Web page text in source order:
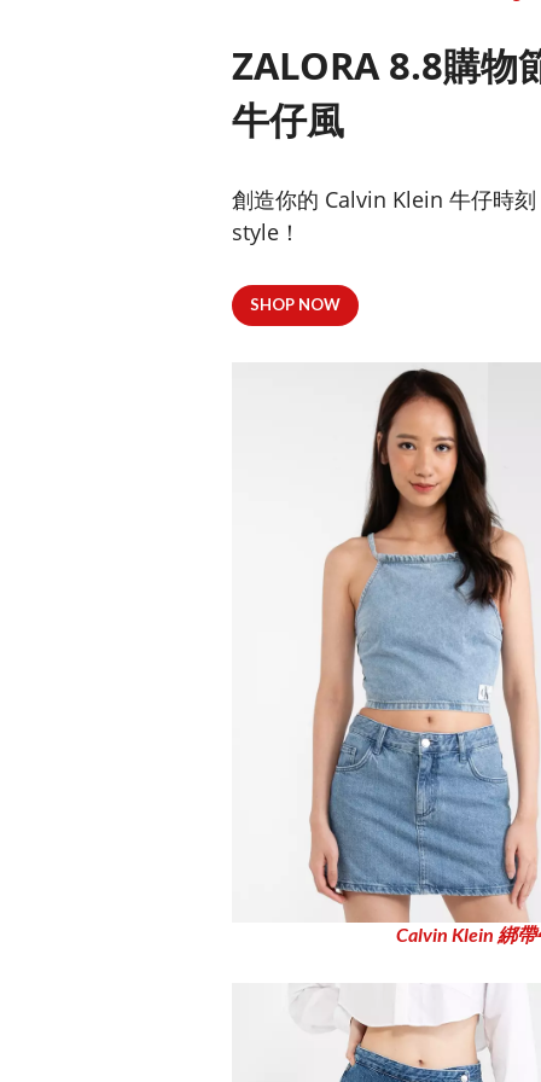
ZALORA 8.8購
牛仔風
創造你的 Calvin Klein 牛仔時
style！
SHOP NOW
Calvin Klein 綁